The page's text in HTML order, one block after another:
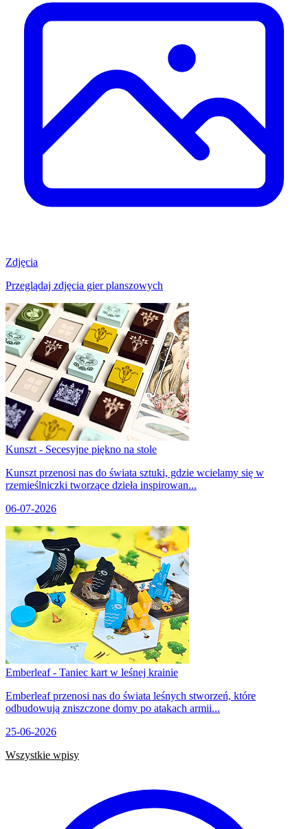
Zdjęcia
Przeglądaj zdjęcia gier planszowych
Kunszt - Secesyjne piękno na stole
Kunszt przenosi nas do świata sztuki, gdzie wcielamy się w
rzemieślniczki tworzące dzieła inspirowan...
06-07-2026
Emberleaf - Taniec kart w leśnej krainie
Emberleaf przenosi nas do świata leśnych stworzeń, które
odbudowują zniszczone domy po atakach armii...
25-06-2026
Wszystkie wpisy